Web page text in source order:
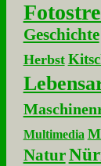
Geschichte
Herbst
Multimedia
Natur